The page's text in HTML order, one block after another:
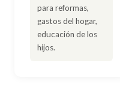
para reformas,
gastos del hogar,
educación de los
hijos.